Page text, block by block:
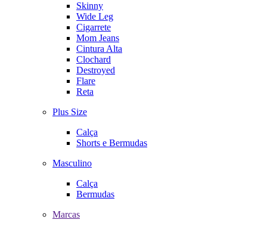
Skinny
Wide Leg
Cigarrete
Mom Jeans
Cintura Alta
Clochard
Destroyed
Flare
Reta
Plus Size
Calça
Shorts e Bermudas
Masculino
Calça
Bermudas
Marcas